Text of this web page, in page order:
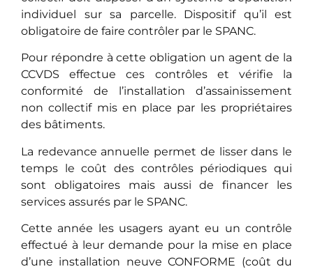
individuel sur sa parcelle. Dispositif qu’il est
obligatoire de faire contrôler par le SPANC.
Pour répondre à cette obligation un agent de la
CCVDS effectue ces contrôles et vérifie la
conformité de l’installation d’assainissement
non collectif mis en place par les propriétaires
des bâtiments.
La redevance annuelle permet de lisser dans le
temps le coût des contrôles périodiques qui
sont obligatoires mais aussi de financer les
services assurés par le SPANC.
Cette année les usagers ayant eu un contrôle
effectué à leur demande pour la mise en place
d’une installation neuve CONFORME (coût du